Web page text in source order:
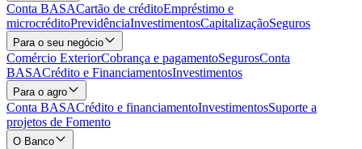
Conta BASACartão de créditoEmpréstimo e
microcréditoPrevidênciaInvestimentosCapitalizaçãoSeguros
Para o seu negócio
Comércio ExteriorCobrança e pagamentoSegurosConta
BASACrédito e FinanciamentosInvestimentos
Para o agro
Conta BASACrédito e financiamentoInvestimentosSuporte a
projetos de Fomento
O Banco